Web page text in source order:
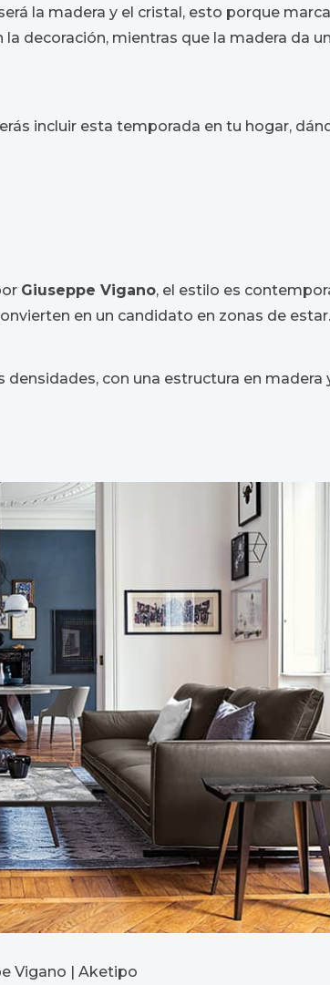
la madera y el cristal, esto porque
decoración, mientras que la madera da
incluir esta temporada en tu hogar,
Giuseppe Vigano, el estilo es
en un candidato en zonas de estar.
con una estructura en madera
Vigano | Aketipo